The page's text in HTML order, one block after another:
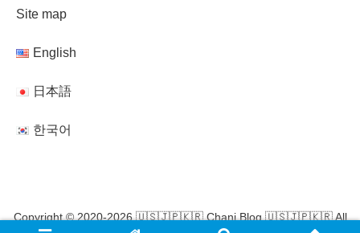
Site map
English
日本語
한국어
Copyright © 2020-2026 🇺🇸🇯🇵🇰🇷 Chani Blog 🇺🇸🇯🇵🇰🇷 All